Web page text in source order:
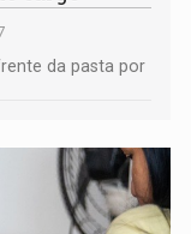
da pasta por